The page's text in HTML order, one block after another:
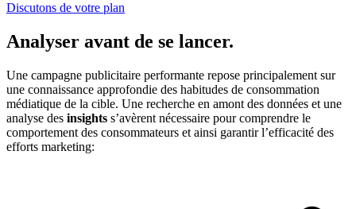
Discutons de votre plan
Analyser avant de se lancer.
Une campagne publicitaire performante repose principalement sur
une connaissance approfondie des habitudes de consommation
médiatique de la cible. Une recherche en amont des données et une
analyse des insights s’avèrent nécessaire pour comprendre le
comportement des consommateurs et ainsi garantir l’efficacité des
efforts marketing: